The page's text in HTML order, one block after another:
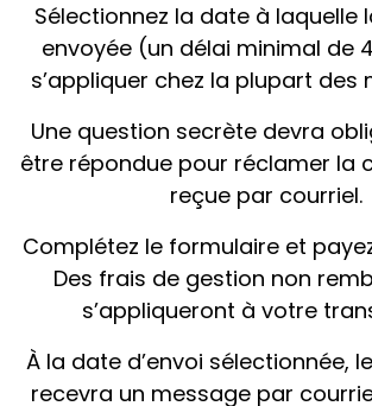
Sélectionnez la date à laquelle
envoyée (un délai minimal de
s’appliquer chez la plupart des
Une question secrète devra
être répondue pour réclamer la
reçue par courriel.
Complétez le formulaire et
Des frais de gestion non
s’appliqueront à votre
À la date d’envoi sélectionnée,
recevra un message par